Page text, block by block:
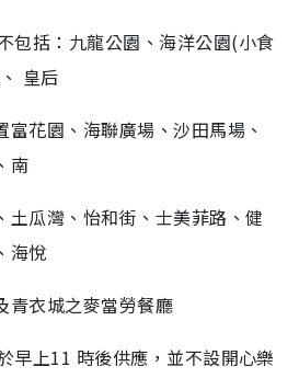
包括：九龍公園、海洋公園(小食
皇后
花園、海聯廣場、沙田馬場、
南
土瓜灣、怡和街、士美菲路、健
海悅
青衣城之麥當勞餐廳
早上11 時後供應，並不設開心樂